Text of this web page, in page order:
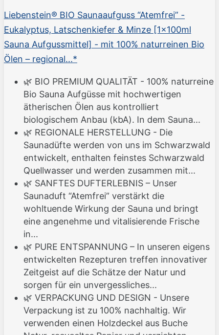
Liebenstein® BIO Saunaaufguss “Atemfrei” -
Eukalyptus, Latschenkiefer & Minze [1x100ml
Sauna Aufgussmittel] - mit 100% naturreinen Bio
Ölen – regional...*
🌿 BIO PREMIUM QUALITÄT - 100% naturreine
Bio Sauna Aufgüsse mit hochwertigen
ätherischen Ölen aus kontrolliert
biologischem Anbau (kbA). In dem Sauna...
🌿 REGIONALE HERSTELLUNG - Die
Saunadüfte werden von uns im Schwarzwald
entwickelt, enthalten feinstes Schwarzwald
Quellwasser und werden zusammen mit...
🌿 SANFTES DUFTERLEBNIS – Unser
Saunaduft “Atemfrei” verstärkt die
wohltuende Wirkung der Sauna und bringt
eine angenehme und vitalisierende Frische
in...
🌿 PURE ENTSPANNUNG – In unseren eigens
entwickelten Rezepturen treffen innovativer
Zeitgeist auf die Schätze der Natur und
sorgen für ein unvergessliches...
🌿 VERPACKUNG UND DESIGN - Unsere
Verpackung ist zu 100% nachhaltig. Wir
verwenden einen Holzdeckel aus Buche